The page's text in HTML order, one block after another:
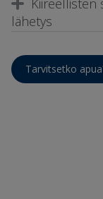
lähetys
Tarvitsetko